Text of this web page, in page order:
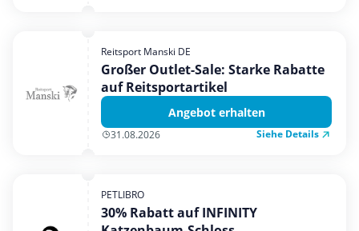
Urlaub & Reise
Reitsport Manski DE
Großer Outlet-Sale: Starke Rabatte
auf Reitsportartikel
Angebot erhalten
31.08.2026 Siehe Details
PETLIBRO
30% Rabatt auf INFINITY